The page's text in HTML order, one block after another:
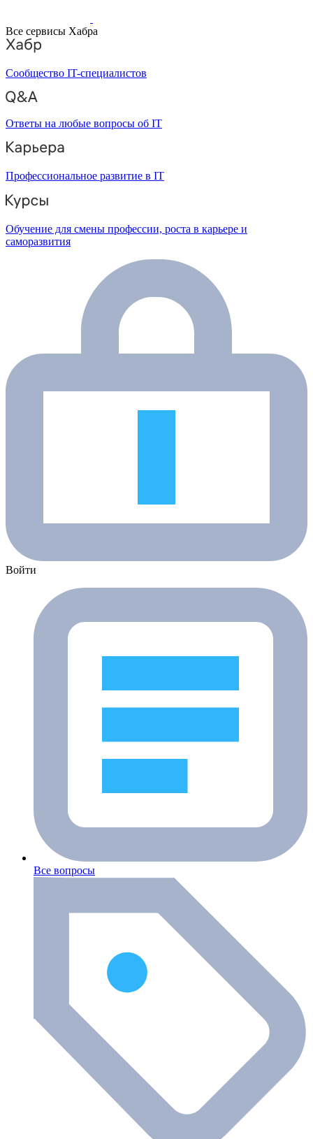
Все сервисы Хабра
Сообщество IT-специалистов
Ответы на любые вопросы об IT
Профессиональное развитие в IT
Обучение для смены профессии, роста в карьере и
саморазвития
Войти
Все вопросы